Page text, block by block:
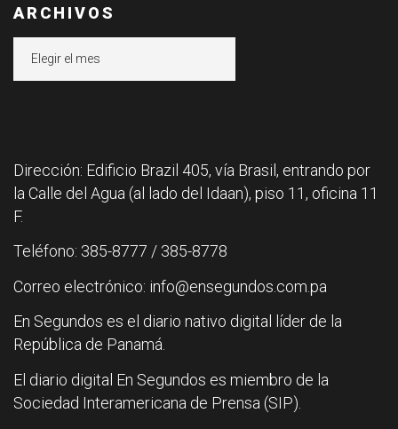
ARCHIVOS
Dirección: Edificio Brazil 405, vía Brasil, entrando por
la Calle del Agua (al lado del Idaan), piso 11, oficina 11
F.
Teléfono: 385-8777 / 385-8778
Correo electrónico: info@ensegundos.com.pa
En Segundos es el diario nativo digital líder de la
República de Panamá.
El diario digital En Segundos es miembro de la
Sociedad Interamericana de Prensa (SIP).